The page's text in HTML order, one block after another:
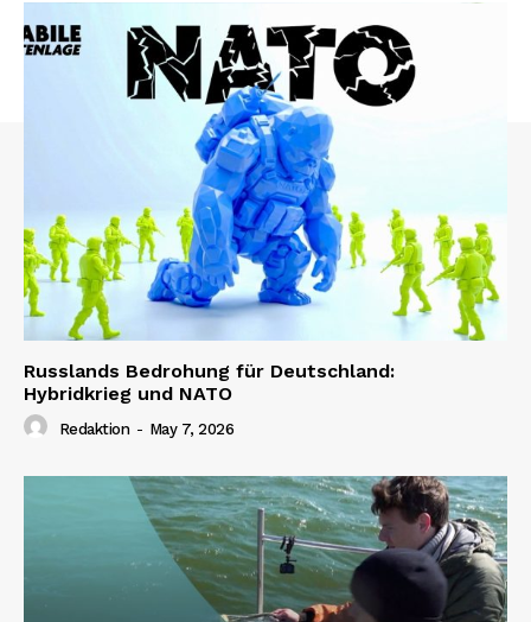
Russlands Bedrohung für Deutschland:
Hybridkrieg und NATO
Redaktion - May 7, 2026